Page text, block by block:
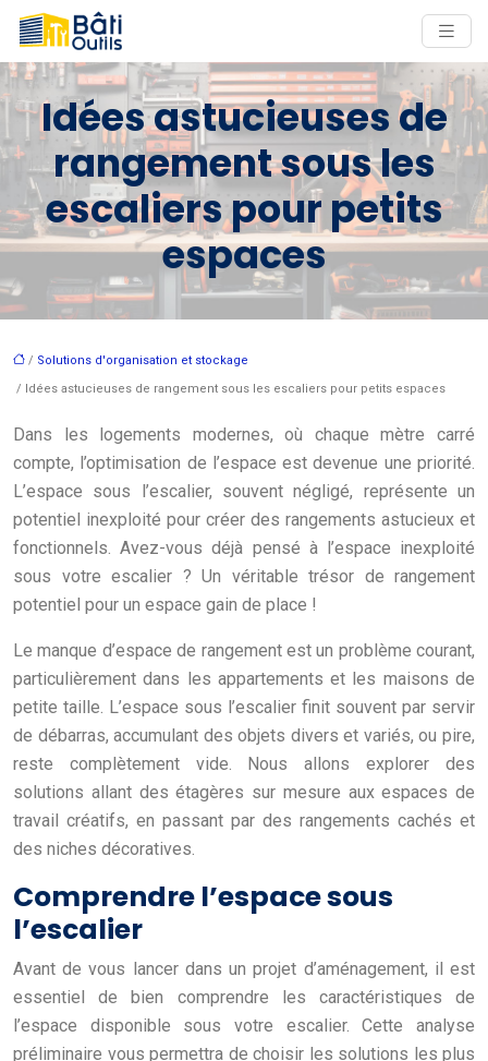
Idées astucieuses de
rangement sous les
escaliers pour petits
espaces
/ Solutions d'organisation et stockage
/ Idées astucieuses de rangement sous les escaliers pour petits espaces
Dans les logements modernes, où chaque mètre carré
compte, l’optimisation de l’espace est devenue une priorité.
L’espace sous l’escalier, souvent négligé, représente un
potentiel inexploité pour créer des rangements astucieux et
fonctionnels. Avez-vous déjà pensé à l’espace inexploité
sous votre escalier ? Un véritable trésor de rangement
potentiel pour un espace gain de place !
Le manque d’espace de rangement est un problème courant,
particulièrement dans les appartements et les maisons de
petite taille. L’espace sous l’escalier finit souvent par servir
de débarras, accumulant des objets divers et variés, ou pire,
reste complètement vide. Nous allons explorer des
solutions allant des étagères sur mesure aux espaces de
travail créatifs, en passant par des rangements cachés et
des niches décoratives.
Comprendre l’espace sous
l’escalier
Avant de vous lancer dans un projet d’aménagement, il est
essentiel de bien comprendre les caractéristiques de
l’espace disponible sous votre escalier. Cette analyse
préliminaire vous permettra de choisir les solutions les plus